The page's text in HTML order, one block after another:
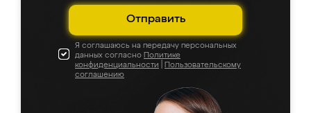
Отправить
Я соглашаюсь на передачу персональных
данных согласно Политике
конфиденциальности
Пользовательскому
соглашению